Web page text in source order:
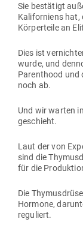
Sie bestätigt
Kali­for­niens hat,
Kör­per­teile an
Dies ist
wurde, und
Paren­thood und
noch ab.
Und wir warten
geschieht.
Laut der von
sind die
für die
Die
Hormone,
reguliert.